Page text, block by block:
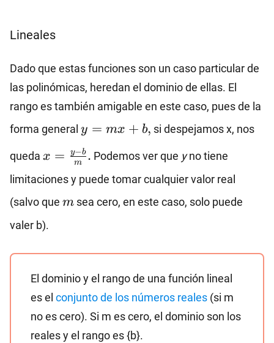
Lineales
Dado que estas funciones son un caso particular de
las polinómicas, heredan el dominio de ellas. El
rango es también amigable en este caso, pues de la
forma general y=mx+b,
y = mx + b, si despejamos x, nos
queda x=\frac{y-
b}{m}.
x = m
y−b . Podemos ver que yno tiene
limitaciones y puede tomar cualquier valor real
(salvo que m
m sea cero, en este caso, solo puede
valer b).
El dominio y el rango de una función lineal
es el conjunto de los números reales (si m
no es cero). Si m es cero, el dominio son los
reales y el rango es {b}.